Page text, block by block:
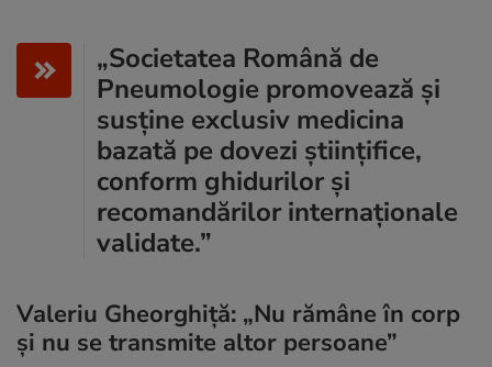
„Societatea Română de
Pneumologie promovează și
susține exclusiv medicina
bazată pe dovezi științifice,
conform ghidurilor și
recomandărilor internaționale
validate.”
Valeriu Gheorghiță: „Nu rămâne în corp
și nu se transmite altor persoane”